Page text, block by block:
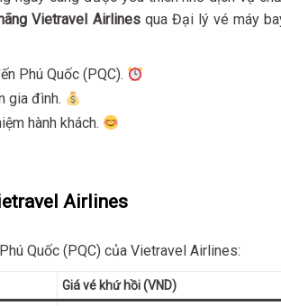
Vietravel Airlinesqua Đại lý vé máy
Phú Quốc (PQC).
gia đình.
hành khách.
Airlines
Quốc (PQC) của Vietravel Airlines:
Giá vé khứ hồi (VND)